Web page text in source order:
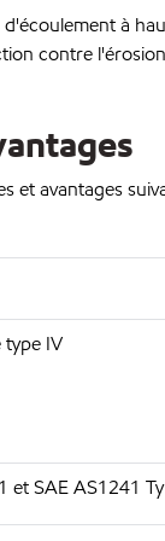
à
contre
et avantages
type IV
SAE AS1241